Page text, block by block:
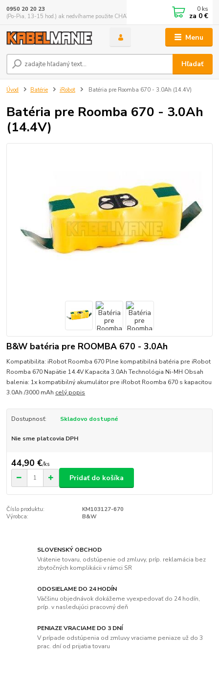
Menu
Hľadať
0950 20 20 23
(Po-Pia, 13-15 hod.) ak nedvíhame použite CHATBOX
0 ks
za 0 €
Úvod Batérie iRobot Batéria pre Roomba 670 - 3.0Ah (14.4V)
Batéria pre Roomba 670 - 3.0Ah
(14.4V)
B&W batéria pre ROOMBA 670 - 3.0Ah
Kompatibilita: iRobot Roomba 670 Plne kompatibilná batéria pre iRobot
Roomba 670 Napätie 14.4V Kapacita 3.0Ah Technológia Ni-MH Obsah
balenia: 1x kompatibilný akumulátor pre iRobot Roomba 670 s kapacitou
3.0Ah /3000 mAh celý popis
Dostupnosť: Skladovo dostupné
Nie sme platcovia DPH
44,90 €/ks
Pridať do košíka
Číslo produktu:
KM103127-670
Výrobca:
B&W
SLOVENSKÝ OBCHOD
Vrátenie tovaru, odstúpenie od zmluvy, príp. reklamácia bez
zbytočných komplikácii v rámci SR
ODOSIELAME DO 24 HODÍN
Väčšinu objednávok dokážeme vyexpedovať do 24 hodín,
príp. v nasledujúci pracovný deň
PENIAZE VRACIAME DO 3 DNÍ
V prípade odstúpenia od zmluvy vraciame peniaze už do 3
prac. dní od prijatia tovaru